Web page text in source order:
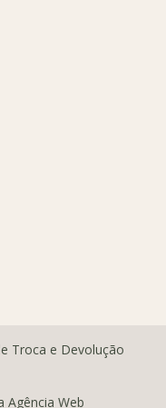
Troca e Devolução
Agência Web